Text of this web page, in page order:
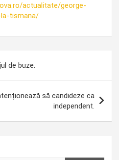
actualitate/george-
tismana/
de buze.
să candideze ca
independent.